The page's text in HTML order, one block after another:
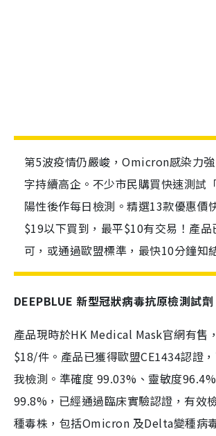
第5波疫情仍嚴峻，Omicron感染力
字持續高企。不少市民購買快速測試
陽性後作每日檢測。精選13款優惠價
$19以下買到，最平$10有交易！產
可，或通過歐盟標準，最快10分鐘知
DEEPBLUE 新型冠狀病毒抗原檢測試劑
產品現時於HK Medical Mask官網有售
$18/件。產品已獲得歐盟CE1434認證
我檢測。準確度 99.03%、靈敏度
99.8%，已經通過臨床實驗認證，有效
種毒株，包括Omicron 及Delta變種病